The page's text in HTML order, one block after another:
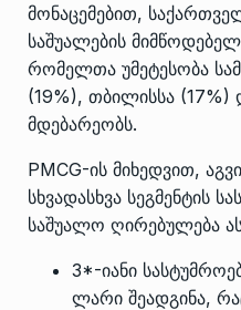
მონაცემებით,
საშუალების
რომელთა უმეტესობა
(19%), თბილისსა (17%)
მდებარეობს.
PMCG-ის მიხედვით,
სხვადასხვა სეგმენტის
საშუალო ღირებულება
3*-იანი
ლარი შეადგინა,